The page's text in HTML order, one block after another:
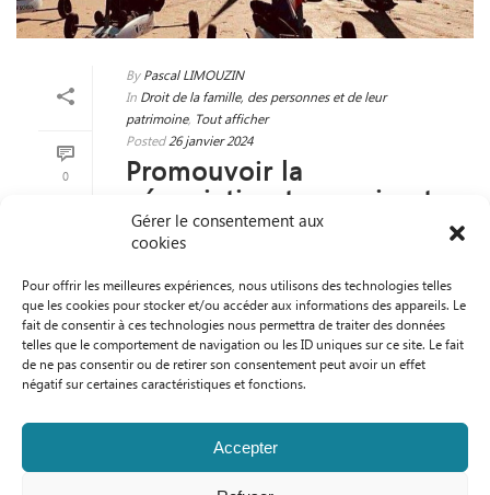
Gérer le consentement aux
cookies
Pour offrir les meilleures expériences, nous utilisons des technologies telles
que les cookies pour stocker et/ou accéder aux informations des appareils. Le
fait de consentir à ces technologies nous permettra de traiter des données
telles que le comportement de navigation ou les ID uniques sur ce site. Le fait
de ne pas consentir ou de retirer son consentement peut avoir un effet
négatif sur certaines caractéristiques et fonctions.
Accepter
0
By Pascal LIMOUZIN
In Droit de la famille, des personnes et de leur
patrimoine, Tout afficher
Posted26 janvier 2024
Promouvoir la
négociation tous azimuts
!
READ MORE